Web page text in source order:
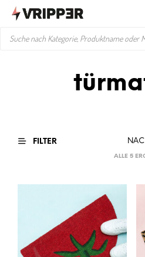
PRODUCTS
FILTER
ALLE 5